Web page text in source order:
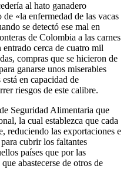
al hato ganadero
«la enfermedad de las vacas
se detectó ese mal en
de Colombia a las carnes
entrado cerca de cuatro mil
compras que se hicieron de
ganarse unos miserables
en capacidad de
riesgos de este calibre.
Seguridad Alimentaria que
la cual establezca que cada
reduciendo las exportaciones e
cubrir los faltantes
países que por las
abastecerse de otros de